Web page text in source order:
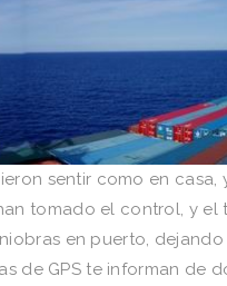
sentir como en
tomado el control, y
en puerto,
de GPS te informan de